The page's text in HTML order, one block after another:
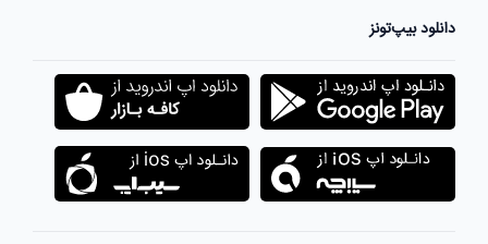
دانلود بیپ‌تونز